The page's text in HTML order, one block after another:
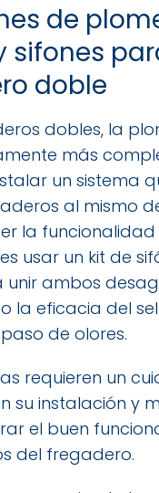
de
sifones
doble
dobles, la
más
un sistema
al mismo
la funcionalidad
usar un kit de
unir ambos
la eficacia del
de olores.
requieren un
su instalación y
el buen
del fregadero.